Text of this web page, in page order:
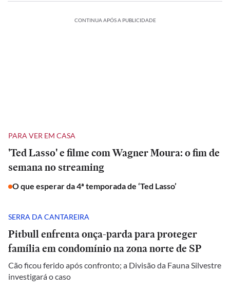
CONTINUA APÓS A PUBLICIDADE
PARA VER EM CASA
'Ted Lasso' e filme com Wagner Moura: o fim de
semana no streaming
O que esperar da 4ª temporada de ‘Ted Lasso’
SERRA DA CANTAREIRA
Pitbull enfrenta onça-parda para proteger
família em condomínio na zona norte de SP
Cão ficou ferido após confronto; a Divisão da Fauna Silvestre
investigará o caso